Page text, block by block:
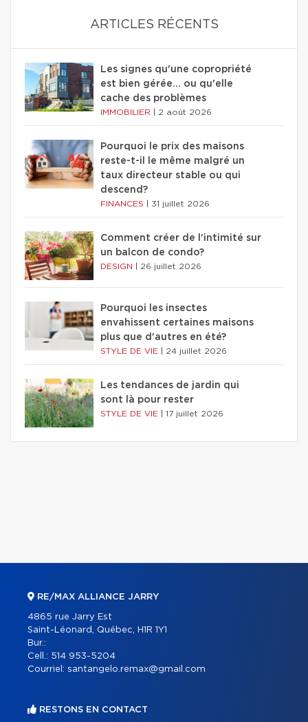
ARTICLES RÉCENTS
Les signes qu'une copropriété
est bien gérée… ou qu'elle
cache des problèmes
IMMOBILIER 2 août 2026
Pourquoi le prix des maisons
reste-t-il le même malgré un
taux directeur stable ou qui
descend?
FINANCES 31 juillet 2026
Comment créer de l'intimité sur
un balcon de condo?
DESIGN 26 juillet 2026
Pourquoi les insectes
envahissent certaines maisons
plus que d'autres en été?
STYLE DE VIE 24 juillet 2026
Les tendances de jardin qui
sont là pour rester
STYLE DE VIE 17 juillet 2026
RE/MAX ALLIANCE JARRY
4865 rue Jarry Est
Saint-Léonard, Québec, H1R 1Y1
Bur.:
Cell.: 514 953-5204
Courriel: santangelo.remax@gmail.com
RESTONS EN CONTACT